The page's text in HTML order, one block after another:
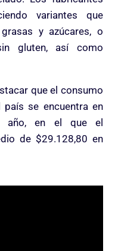
variantes que
y azúcares, o
gluten, así como
que el consumo
se encuentra en
año, en el que el
de $29.128,80 en